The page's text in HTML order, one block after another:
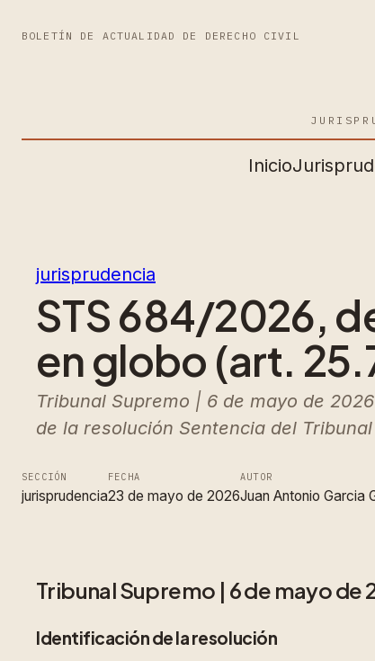
BOLETÍN DE ACTUALIDAD DE DERECHO CIVIL
Inicio
jurisprudencia
STS 684/2026,
en globo (art.
Tribunal Supremo | 6 de mayo de
de la resolución Sentencia del
SECCIÓN
jurisprudencia
FECHA
23 de mayo de 2026
AUTOR
Juan Antonio Garcia
Tribunal Supremo | 6 de mayo
Identificación de la resolución